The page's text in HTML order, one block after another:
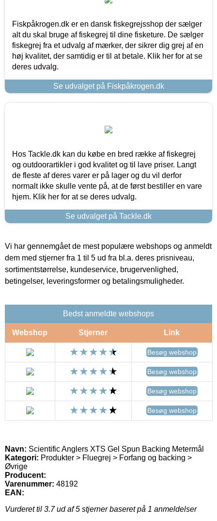
Fiskpåkrogen.dk er en dansk fiskegrejsshop der sælger
alt du skal bruge af fiskegrej til dine fisketure. De sælger
fiskegrej fra et udvalg af mærker, der sikrer dig grej af en
høj kvalitet, der samtidig er til at betale. Klik her for at se
deres udvalg.
Se udvalget på Fiskpåkrogen.dk
Hos Tackle.dk kan du købe en bred række af fiskegrej
og outdoorartikler i god kvalitet og til lave priser. Langt
de fleste af deres varer er på lager og du vil derfor
normalt ikke skulle vente på, at de først bestiller en vare
hjem. Klik her for at se deres udvalg.
Se udvalget på Tackle.dk
Vi har gennemgået de mest populære webshops og anmeldt
dem med stjerner fra 1 til 5 ud fra bl.a. deres prisniveau,
sortimentstørrelse, kundeservice, brugervenlighed,
betingelser, leveringsformer og betalingsmuligheder.
Bedst anmeldte webshops
Webshop Stjerner Link
Besøg webshop
Besøg webshop
Besøg webshop
Besøg webshop
Navn: Scientific Anglers XTS Gel Spun Backing Metermål
Kategori: Produkter > Fluegrej > Forfang og backing >
Øvrige
Producent:
Varenummer: 48192
EAN:
Vurderet til 3.7ud af 5 stjerner baseret på 1 anmeldelser